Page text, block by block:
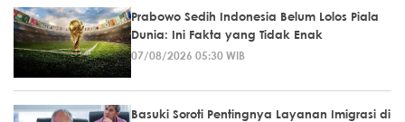
Prabowo Sedih Indonesia Belum Lolos Piala
Dunia: Ini Fakta yang Tidak Enak
07/08/2026 05:30 WIB
Basuki Soroti Pentingnya Layanan Imigrasi di